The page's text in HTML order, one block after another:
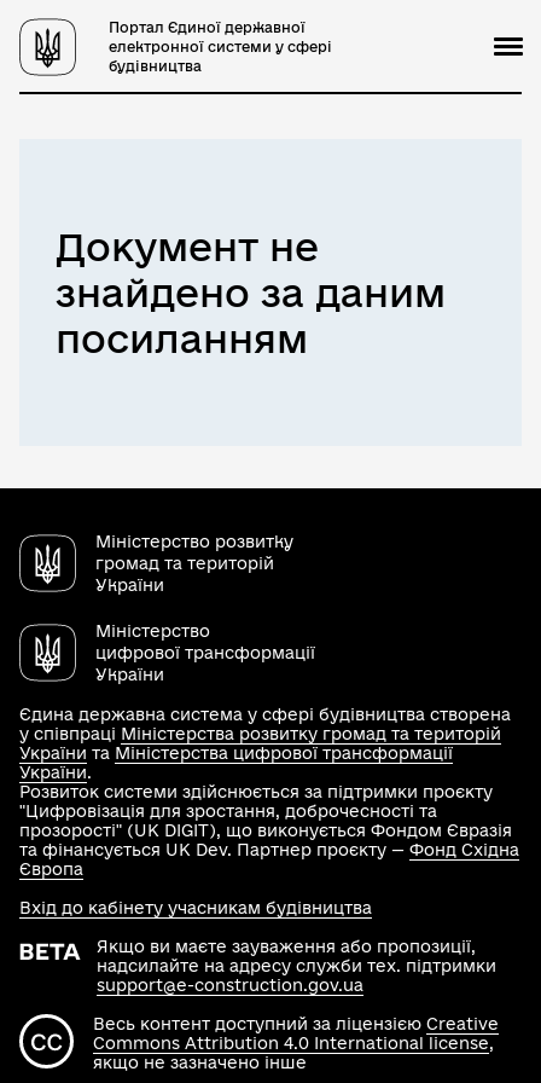
Портал Єдиної державної
електронної системи у сфері
будівництва
Документ не
знайдено за даним
посиланням
Міністерство розвитку
громад та територій
України
Міністерство
цифрової трансформації
України
Єдина державна система у сфері будівництва створена
у співпраці Міністерства розвитку громад та територій
України та Міністерства цифрової трансформації
України.
Розвиток системи здійснюється за підтримки проєкту
"Цифровізація для зростання, доброчесності та
прозорості" (UK DIGIT), що виконується Фондом Євразія
та фінансується UK Dev. Партнер проєкту — Фонд Східна
Європа
Якщо ви маєте зауваження або пропозиції,
надсилайте на адресу служби тех. підтримки
support@e-construction.gov.ua
Весь контент доступний за ліцензією Creative
Commons Attribution 4.0 International license,
якщо не зазначено інше
Вхід до кабінету учасникам будівництва